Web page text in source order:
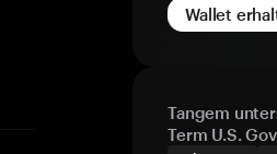
Wallet
Tangem
Term U.S.